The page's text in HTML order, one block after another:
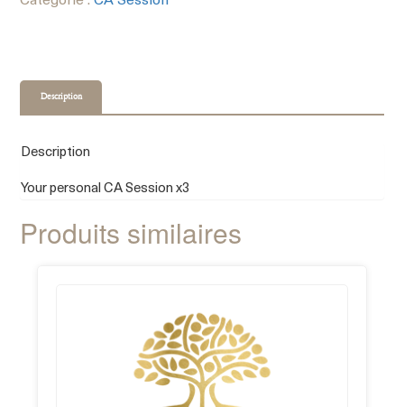
Description
Description
Your personal CA Session x3
Produits similaires